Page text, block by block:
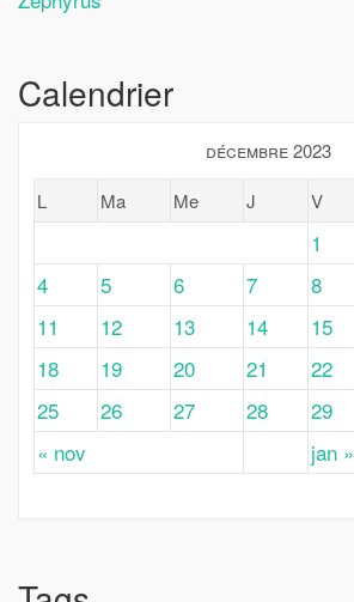
Calendrier
décembre 2023
L
Ma Me J V
« nov jan »
1
4
5 6 7 8
11
12 13 14 15
18
19 20 21 22
25
26 27 28 29